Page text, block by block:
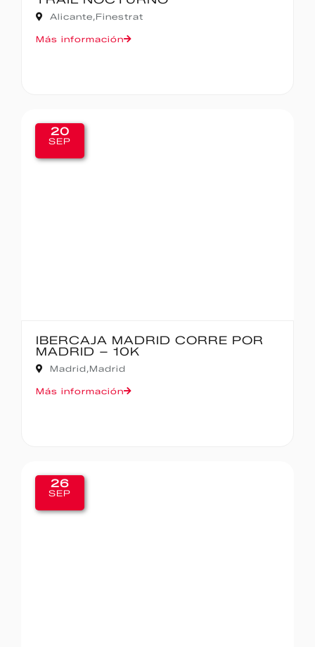
Alicante,Finestrat
Más información
20
SEP
IBERCAJA MADRID CORRE POR
MADRID – 10K
Madrid,Madrid
Más información
26
SEP